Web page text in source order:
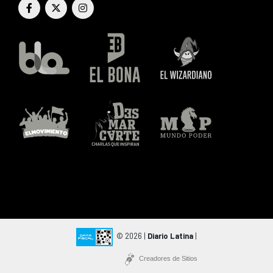
© 2026 | Diario Latina |
Creadores de Sitios